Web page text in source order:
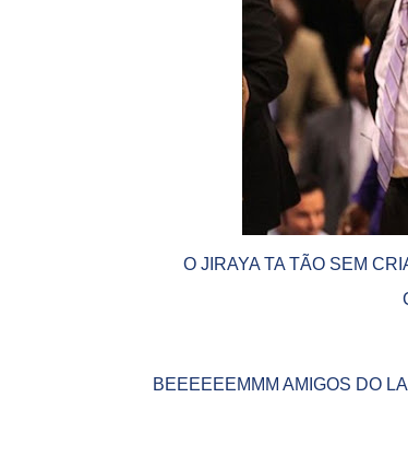
O JIRAYA TA TÃO SEM
BEEEEEEMMM AMIGOS DO